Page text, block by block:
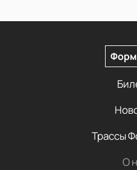
Трассы
О